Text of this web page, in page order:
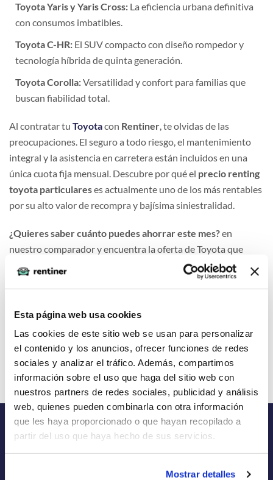
Esta página web usa cookies
Las cookies de este sitio web se usan para personalizar
el contenido y los anuncios, ofrecer funciones de redes
sociales y analizar el tráfico. Además, compartimos
información sobre el uso que haga del sitio web con
nuestros partners de redes sociales, publicidad y análisis
web, quienes pueden combinarla con otra información
que les haya proporcionado o que hayan recopilado a
partir del uso que haya hecho de sus servicios.
Mostrar detalles
Toyota Yaris y Yaris Cross: La eficiencia urbana definitiva
con consumos imbatibles.
Toyota C-HR: El SUV compacto con diseño rompedor y
tecnología híbrida de quinta generación.
Toyota Corolla:Versatilidad y confort para familias que
buscan fiabilidad total.
Al contratar tu Toyotacon Rentiner, te olvidas de las
preocupaciones. El seguro a todo riesgo, el mantenimiento
integral y la asistencia en carretera están incluidos en una
única cuota fija mensual. Descubre por qué el precio renting
toyota particulareses actualmente uno de los más rentables
por su alto valor de recompra y bajísima siniestralidad.
¿Quieres saber cuánto puedes ahorrar este mes?en
nuestro comparador y encuentra la oferta de Toyota que
mejor se adapta a tu estilo de vida.